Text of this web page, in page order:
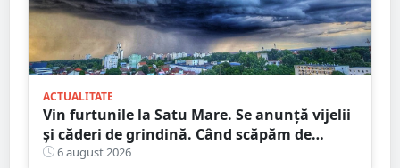
ACTUALITATE
Vin furtunile la Satu Mare. Se anunță vijelii
și căderi de grindină. Când scăpăm de
caniculă
6 august 2026